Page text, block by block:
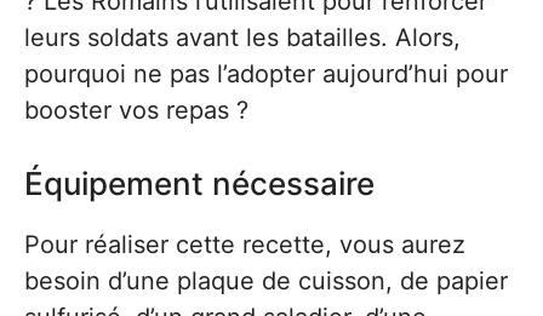
leurs soldats avant les batailles. Alors,
pourquoi ne pas l’adopter aujourd’hui pour
booster vos repas ?
Équipement nécessaire
Pour réaliser cette recette, vous aurez
besoin d’une plaque de cuisson, de papier